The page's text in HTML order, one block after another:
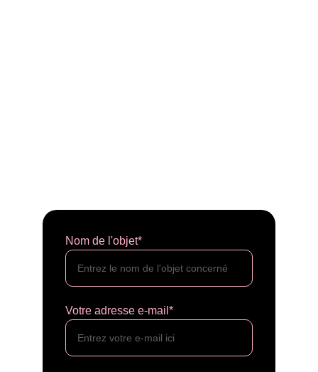
Nom de l'objet*
Votre adresse e-mail*